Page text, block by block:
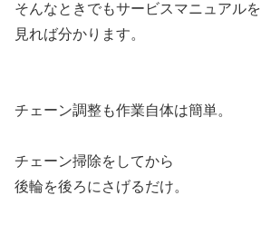
そんなときでもサービスマニュアルを
見れば分かります。
チェーン調整も作業自体は簡単。
チェーン掃除をしてから
後輪を後ろにさげるだけ。